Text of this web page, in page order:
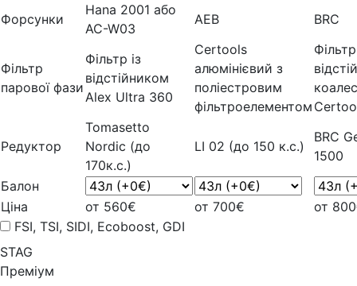
Форсунки
Hana 2001 або
AC-W03
AEB BRC
Фільтр
парової фази
Фільтр із
відстійником
Alex Ultra 360
Certools
алюмінієвий з
поліестровим
фільтроелементом
Фільтр
Редуктор
Tomasetto
Nordic (до
170к.с.)
LI 02 (до 150 к.с.)
BRC
1500
Балон
Ціна
от 560€ от 700€
от
FSI, TSI, SIDI, Ecoboost, GDI
STAG
Преміум